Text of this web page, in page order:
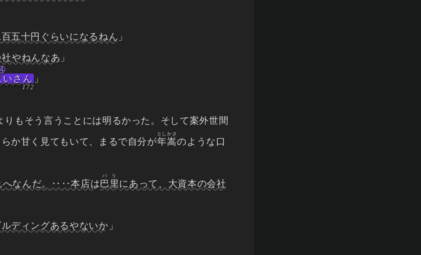
五十円ぐらいになるねん 」
社やねんなあ 」
いさん 」
りもそう言うことには明るかった。そして案外世間
か甘く見てもいて、まるで自分が年嵩
としかさ
のような口
へなんだ。‥‥本店は巴里
パリ
にあって、大資本の会社
ディングあるやないか 」